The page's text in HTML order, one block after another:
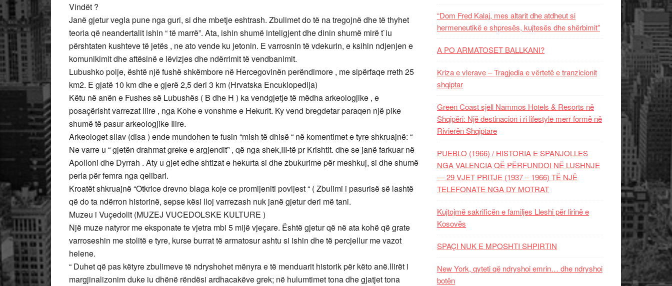
Vindët ?
Janë gjetur vegla pune nga guri, si dhe mbetje eshtrash. Zbulimet do të na tregojnë dhe të thyhet
teoria që neandertalit ishin “ të marrë”. Ata, ishin shumë inteligjent dhe dinin shumë mirë t`iu
përshtaten kushteve të jetës , ne ato vende ku jetonin. E varrosnin të vdekurin, e ksihin ndjenjen e
komunikimit dhe aftësinë e lëvizjes dhe ndërrimit të vendbanimit.
Lubushko polje, është një fushë shkëmbore në Hercegovinën perëndimore , me sipërfaqe rreth 25
km2. E gjatë 10 km dhe e gjerë 2,5 deri 3 km (Hrvatska Encuklopedija)
Këtu në anën e Fushes së Lubushës ( B dhe H ) ka vendgjetje të mëdha arkeologjike , e
posaçërisht varrezat Ilire , nga Kohe e vonshme e Hekurit. Ky vend bregdetar paraqen një pike
shumë të pasur arkeologjike Ilire.
Arkeologet sllav (disa ) ende mundohen te fusin “mish të dhisë “ në komentimet e tyre shkruajnë: “
Ne varre u “ gjetën drahmat greke e argjendit” , që nga shek,III-të pr Krishtit. dhe se janë farkuar në
Apolloni dhe Dyrrah . Aty u gjet edhe shtizat e hekurta si dhe zbukurime për meshkuj, si dhe shumë
perla për femra nga qelibari.
Kroatët shkruajnë “Otkrice drevno blaga koje ce promijeniti povijest “ ( Zbulimi i pasurisë së lashtë
që do ta ndërron historinë, sepse kësi lloj varrezash nuk janë gjetur deri më tani.
Muzeu i Vuçedolit (MUZEJ VUCEDOLSKE KULTURE )
Një muze natyror me eksponate te vjetra mbi 5 mijë vjeçare. Është gjetur që në ata kohë që grate
varroseshin me stolitë e tyre, kurse burrat të armatosur ashtu si ishin dhe të percjellur me vazot
helene.
“ Duhet që pas këtyre zbulimeve të ndryshohet mënyra e të menduarit historik për këto anë.Ilirët i
margjinalizonim duke iu dhënë rëndësi ardhacakëve grek; në hulumtimet tona dhe gjatjet tona
“Dom Fred Kalaj, mes altarit dhe atdheut si
hermeneutikë e shpresës, kujtesës dhe shërbimit”
A PO ARMATOSET BALLKANI?
Kriza e vlerave – Tragjedia e vërtetë e tranzicionit
shqiptar
Green Coast sjell Nammos Hotels & Resorts në
Shqipëri: Një destinacion i ri lifestyle merr formë në
Rivierën Shqiptare
PUEBLO (1966) / HISTORIA E SPANJOLLES
NGA VALENCIA QË PËRFUNDOI NË LUSHNJE
— 29 VJET PRITJE (1937 – 1966) TË NJË
TELEFONATE NGA DY MOTRAT
Kujtojmë sakrificën e familjes Lleshi për lirinë e
Kosovës
SPAÇI NUK E MPOSHTI SHPIRTIN
New York, qyteti që ndryshoi emrin… dhe ndryshoi
botën